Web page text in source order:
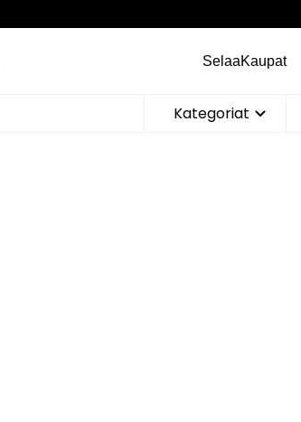
SelaaKaupat
Kategoriat